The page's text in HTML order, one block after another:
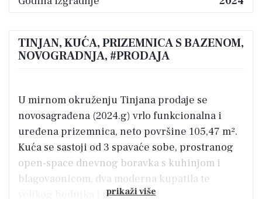
TINJAN, KUĆA, PRIZEMNICA S BAZENOM,
NOVOGRADNJA, #PRODAJA
U mirnom okruženju Tinjana prodaje se
novosagrađena (2024.g) vrlo funkcionalna i
uređena prizemnica, neto površine 105,47 m².
Kuća se sastoji od 3 spavaće sobe, prostranog
open-space dnevnog boravka s kuhinjom i
blagovaonicom, dva moderna kupatila te
velikog hodnika i predsoblja.
prikaži više